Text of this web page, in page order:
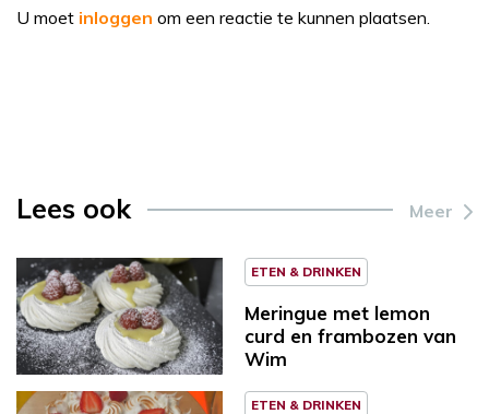
U moet inloggen om een reactie te kunnen plaatsen.
Lees ook Meer
ETEN & DRINKEN
Meringue met lemon
curd en frambozen van
Wim
ETEN & DRINKEN